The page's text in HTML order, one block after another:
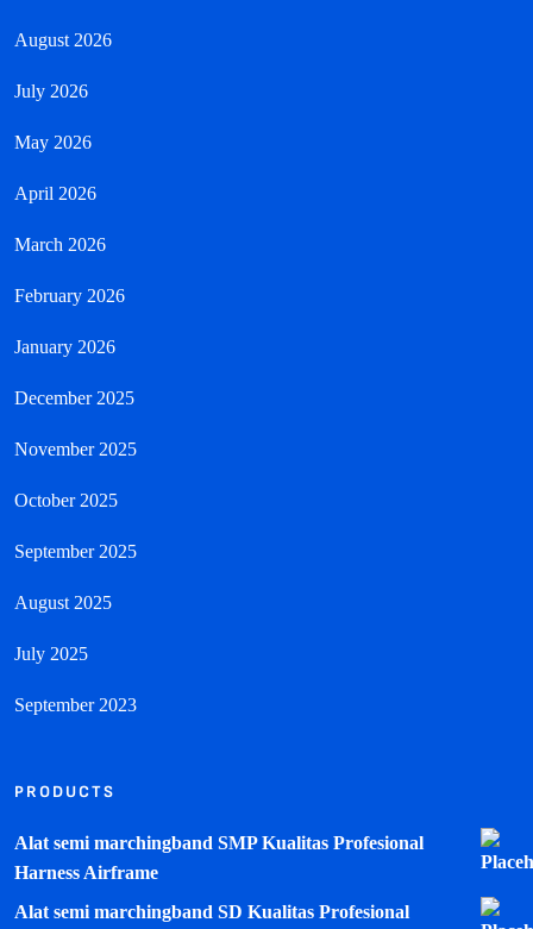
August 2026
July 2026
May 2026
April 2026
March 2026
February 2026
January 2026
December 2025
November 2025
October 2025
September 2025
August 2025
July 2025
September 2023
PRODUCTS
Alat semi marchingband SMP Kualitas Profesional
Harness Airframe
Alat semi marchingband SD Kualitas Profesional